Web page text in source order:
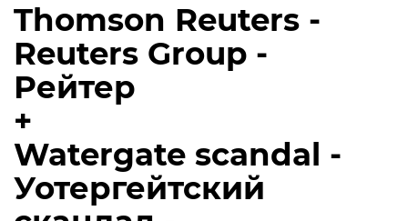
Thomson Reuters -
Reuters Group -
Рейтер
+
Watergate scandal -
Уотергейтский